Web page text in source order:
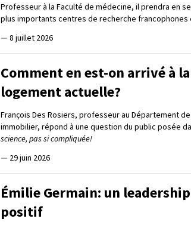
Professeur à la Faculté de médecine, il prendra en
plus importants centres de recherche francophones
— 8 juillet 2026
Comment en est-on arrivé à
logement actuelle?
François Des Rosiers, professeur au Département
immobilier, répond à une question du public posée
science, pas si compliquée!
— 29 juin 2026
Émilie Germain: un
positif